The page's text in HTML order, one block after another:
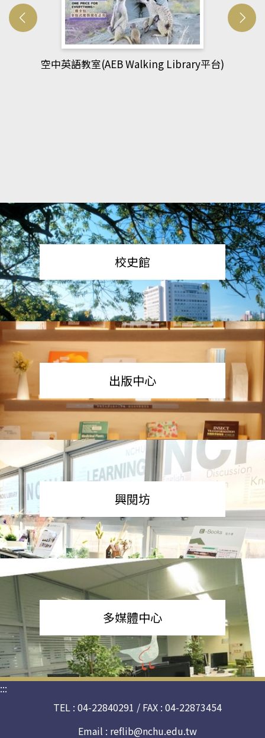
網管人(kono平台)
校史館
出版中心
興閱坊
多媒體中心
:::
TEL : 04-22840291 / FAX : 04-22873454
Email : reflib@nchu.edu.tw